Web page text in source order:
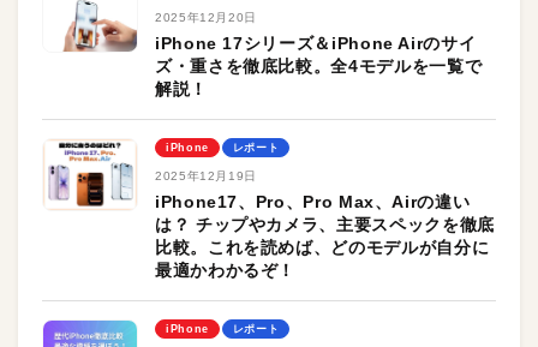
2025年12月20日
iPhone 17シリーズ＆iPhone Airのサイ
ズ・重さを徹底比較。全4モデルを一覧で
解説！
iPhone レポート
2025年12月19日
iPhone17、Pro、Pro Max、Airの違い
は？ チップやカメラ、主要スペックを徹底
比較。これを読めば、どのモデルが自分に
最適かわかるぞ！
iPhone レポート